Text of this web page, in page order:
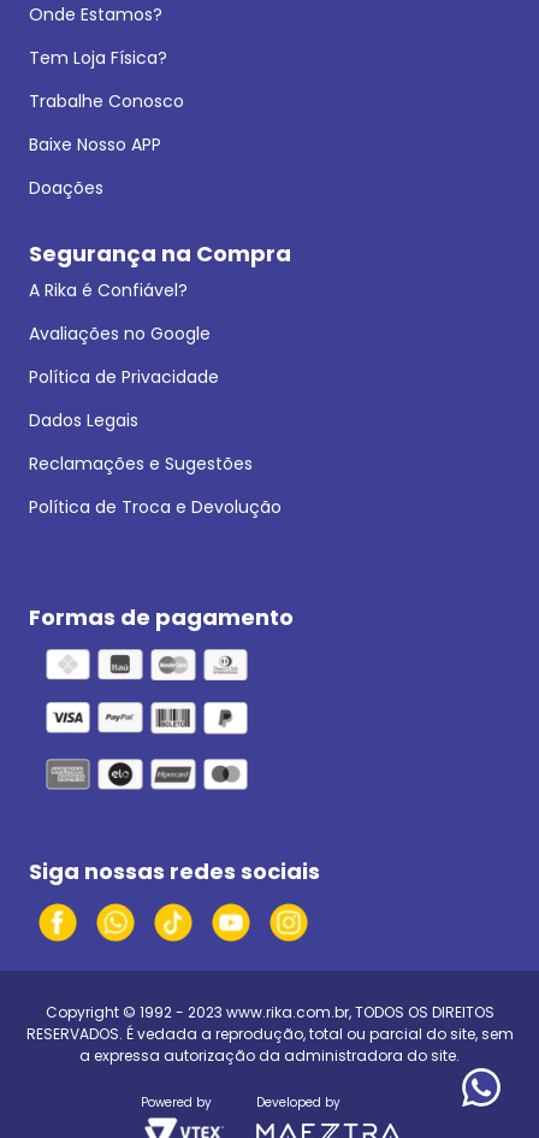
Onde Estamos?
Tem Loja Física?
Trabalhe Conosco
Baixe Nosso APP
Doações
Segurança na Compra
A Rika é Confiável?
Avaliações no Google
Política de Privacidade
Dados Legais
Reclamações e Sugestões
Política de Troca e Devolução
Formas de pagamento
Siga nossas redes sociais
Copyright © 1992 - 2023 www.rika.com.br, TODOS OS DIREITOS
RESERVADOS. É vedada a reprodução, total ou parcial do site, sem
a expressa autorização da administradora do site.
Powered by Developed by